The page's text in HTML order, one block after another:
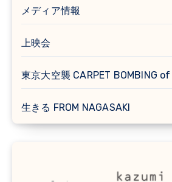
メディア情報
上映会
東京大空襲 CARPET BOMBING
生きる FROM NAGASAKI